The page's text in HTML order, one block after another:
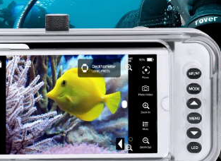
ビジネス・起業 チャレ
まちづくり・地域活性化